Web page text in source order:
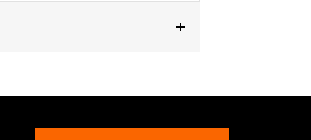
kit d'embrayage A&S